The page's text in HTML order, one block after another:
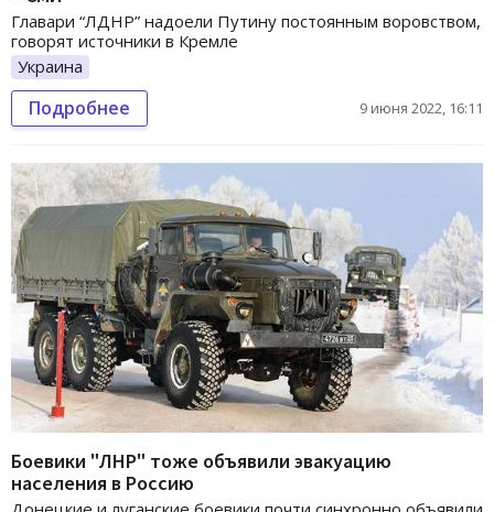
Главари “ЛДНР” надоели Путину постоянным воровством,
говорят источники в Кремле
Украина
Подробнее 9 июня 2022, 16:11
Боевики "ЛНР" тоже объявили эвакуацию
населения в Россию